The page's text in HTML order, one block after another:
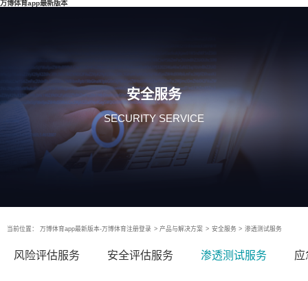
万博体育app最新版本
安全服务
SECURITY SERVICE
当前位置： 万博体育app最新版本-万博体育注册登录 > 产品与解决方案 > 安全服务 > 渗透测试服务
风险评估服务 安全评估服务 渗透测试服务 应